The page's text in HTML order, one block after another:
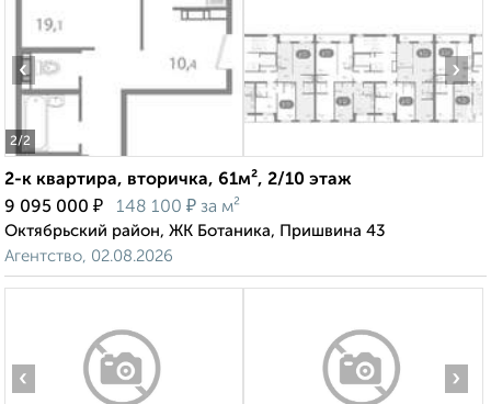
2/2
‹ ›
2-к квартира, вторичка, 61м², 2/10 этаж
9 095 000 ₽ 148 100 ₽ за м²
Октябрьский район, ЖК Ботаника, Пришвина 43
Агентство, 02.08.2026
‹ ›